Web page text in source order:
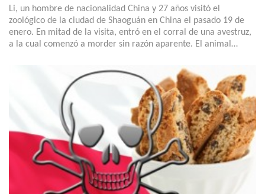
Li, un hombre de nacionalidad China y 27 años visitó el
zoológico de la ciudad de Shaoguán en China el pasado 19 de
enero. En mitad de la visita, entró en el corral de una avestruz,
a la cual comenzó a morder sin razón aparente. El animal…